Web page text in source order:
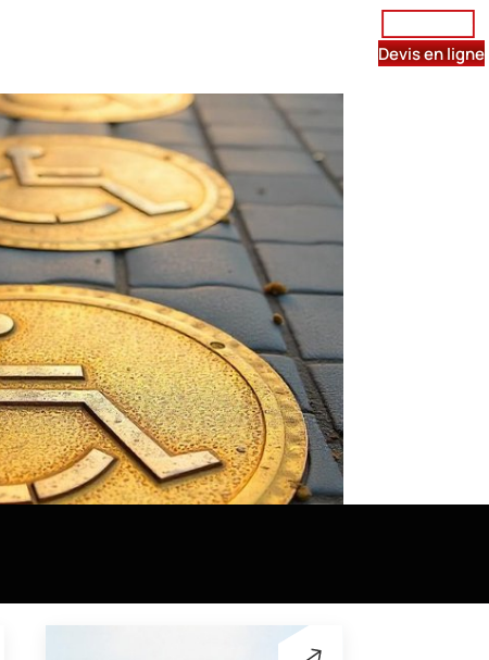
Devis en ligne